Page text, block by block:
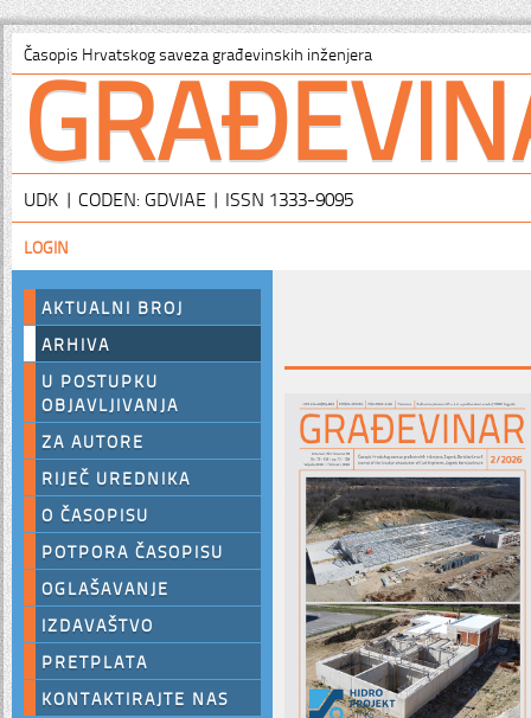
Časopis Hrvatskog saveza građevinskih inženjera
UDK | CODEN: GDVIAE | ISSN 1333-9095
LOGIN
AKTUALNI BROJ
ARHIVA
U POSTUPKU
OBJAVLJIVANJA
ZA AUTORE
RIJEČ UREDNIKA
O ČASOPISU
POTPORA ČASOPISU
OGLAŠAVANJE
IZDAVAŠTVO
PRETPLATA
KONTAKTIRAJTE NAS